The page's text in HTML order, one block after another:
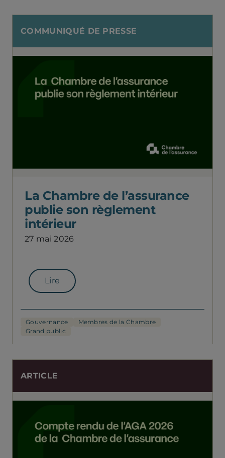
COMMUNIQUÉ DE PRESSE
La Chambre de l’assurance
publie son règlement
intérieur
27 mai 2026
Lire
Gouvernance
Membres de la Chambre
Grand public
ARTICLE